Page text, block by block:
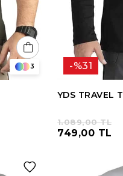
3
YDS TRAVEL
%31
749,00 TL
1.089,00 TL